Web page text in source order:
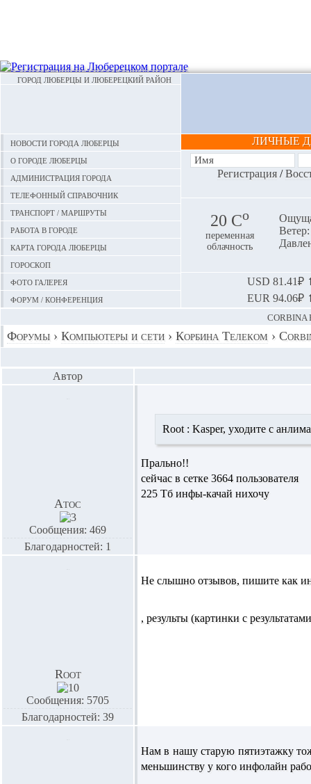
ГОРОД ЛЮБЕРЦЫ И ЛЮБЕРЕЦКИЙ РАЙОН
Новости города Люберцы
О городе Люберцы
Администрация города
Телефонный справочник
Транспорт / маршруты
Работа в городе
Карта города Люберцы
Гороскоп
Фото галерея
Форум / конференция
ЛИЧНЫЕ
Регистрация/
20 Сo
переменная
облачность
USD 81.41₽
EUR 94.06₽
Форумы › Компьютеры и сети › Корбина Телеком ›
Автор
Атос
Сообщения: 469
Благодарностей: 1
Root : Kasper, уходите с
Прально!!
сейчас в сетке 3664 пользователя
225 Тб инфы-качай нихочу
Root
Сообщения: 5705
Благодарностей: 39
Не слышно отзывов, пишите как
, результы (картинки с
Нам в нашу старую пятиэтажку
меньшинству у кого инфолайн